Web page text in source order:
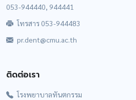
053-944440, 944441
โทรสาร 053-944483
pr.dent@cmu.ac.th
ติดต่อเรา
โรงพยาบาลทันตกรรม